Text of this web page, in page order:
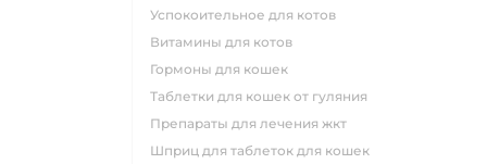
успокоительное для котов
витамины для котов
гормоны для кошек
таблетки для кошек от гуляния
препараты для лечения жкт
шприц для таблеток для кошек